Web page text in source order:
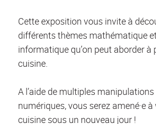
Cette exposition vous invite à
différents thèmes mathématique et
informatique qu’on peut aborder à
cuisine.
A l’aide de multiples
numériques, vous serez amené·e
cuisine sous un nouveau jour !